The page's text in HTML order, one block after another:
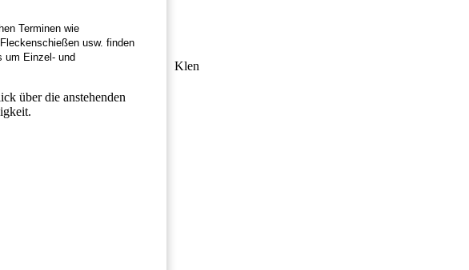
Terminen wie
usw. finden
um Einzel- und
über die anstehenden
Klen